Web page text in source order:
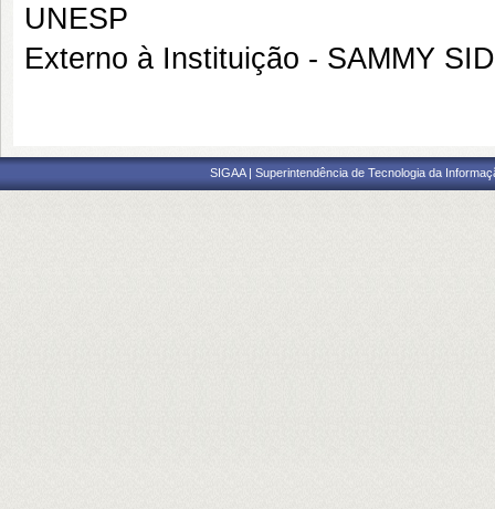
UNESP
Externo à Instituição - SAMMY
SIGAA | Superintendência de Tecnologia da